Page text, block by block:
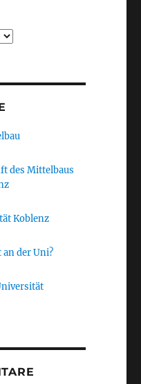
des Mittelbaus
Koblenz
an der Uni?